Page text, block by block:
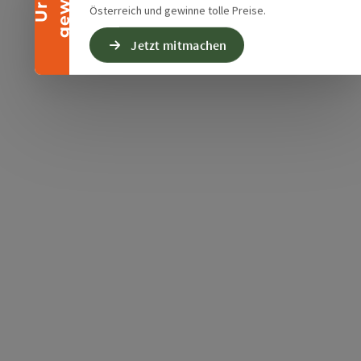
Österreich und gewinne tolle Preise.
Jetzt mitmachen